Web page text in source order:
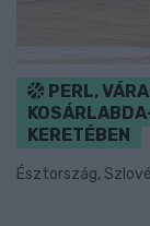
PERL,
KERETÉBEN
Észtország,